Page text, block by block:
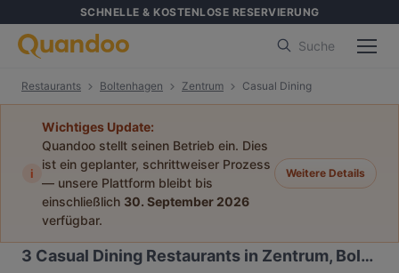
SCHNELLE & KOSTENLOSE RESERVIERUNG
Suche
Restaurants Boltenhagen Zentrum Casual Dining
i
Wichtiges Update:
Quandoo stellt seinen Betrieb ein. Dies
ist ein geplanter, schrittweiser Prozess
— unsere Plattform bleibt bis
einschließlich 30. September 2026
verfügbar.
Weitere Details
3 Casual Dining Restaurants in Zentrum, Boltenhagen